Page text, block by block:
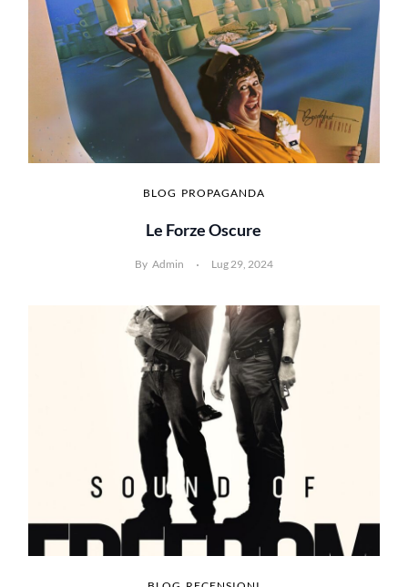
BLOG PROPAGANDA
Le Forze Oscure
By Admin Lug 29, 2024